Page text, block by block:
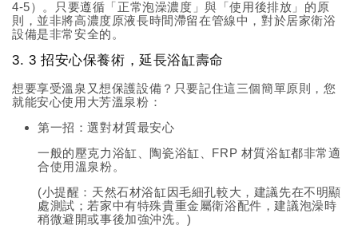
4-5）。只要遵循「正常泡澡濃度」與「使用後排放」的原
則，並非將高濃度原液長時間滯留在管線中，對於居家衛浴
設備是非常安全的。
3. 3 招安心保養術，延長浴缸壽命
想要享受溫泉又想保護設備？只要記住這三個簡單原則，您
就能安心使用大芳溫泉粉：
第一招：選對材質最安心
一般的壓克力浴缸、陶瓷浴缸、FRP 材質浴缸都非常適
合使用溫泉粉。
(小提醒：天然石材浴缸因毛細孔較大，建議先在不明顯
處測試；若家中有特殊貴重金屬衛浴配件，建議泡澡時
稍微避開或事後加強沖洗。)